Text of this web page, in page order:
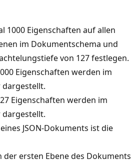
1000 Eigenschaften auf allen
im Dokumentschema und
von 127 festlegen.
Eigenschaften werden im
dargestellt.
Eigenschaften werden im
dargestellt.
JSON-Dokuments ist die
der ersten Ebene des Dokuments